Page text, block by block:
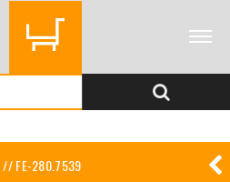
// FE-280.7539